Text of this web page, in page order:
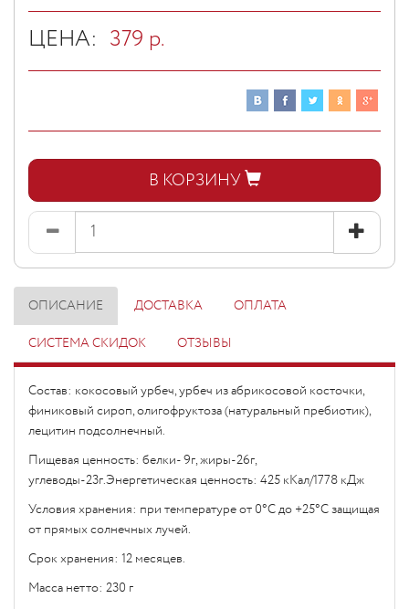
ЦЕНА: 379 р.
В КОРЗИНУ
ОПИСАНИЕ ДОСТАВКА ОПЛАТА
СИСТЕМА СКИДОК ОТЗЫВЫ
Состав: кокосовый урбеч, урбеч из абрикосовой косточки,
финиковый сироп, олигофруктоза (натуральный пребиотик),
лецитин подсолнечный.
Пищевая ценность: белки- 9г, жиры-26г,
углеводы-23г.Энергетическая ценность: 425 кКал/1778 кДж
Условия хранения: при температуре от 0°С до +25°С защищая
от прямых солнечных лучей.
Срок хранения: 12 месяцев.
Масса нетто: 230 г